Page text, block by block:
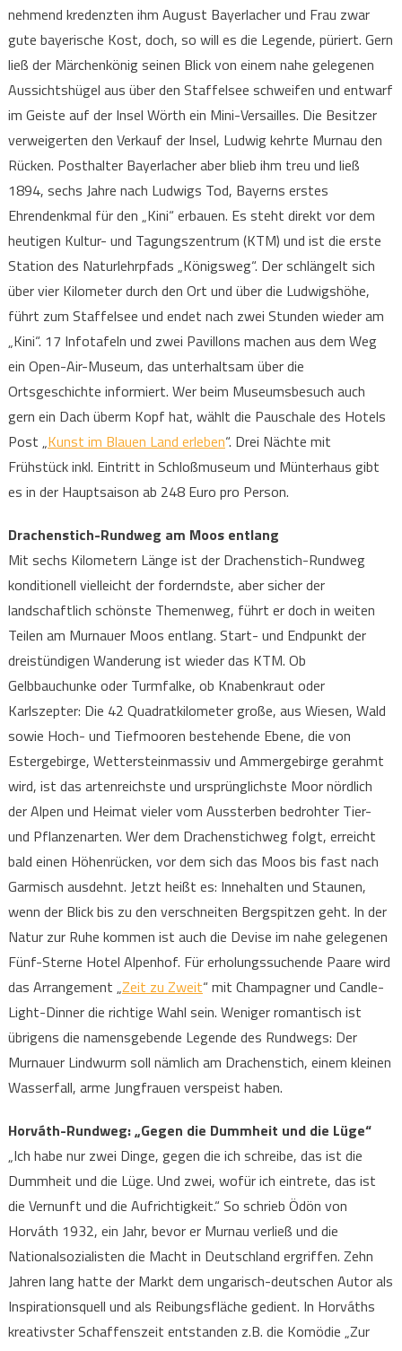
nehmend kredenzten ihm August Bayerlacher und Frau zwar
gute bayerische Kost, doch, so will es die Legende, püriert. Gern
ließ der Märchenkönig seinen Blick von einem nahe gelegenen
Aussichtshügel aus über den Staffelsee schweifen und entwarf
im Geiste auf der Insel Wörth ein Mini-Versailles. Die Besitzer
verweigerten den Verkauf der Insel, Ludwig kehrte Murnau den
Rücken. Posthalter Bayerlacher aber blieb ihm treu und ließ
1894, sechs Jahre nach Ludwigs Tod, Bayerns erstes
Ehrendenkmal für den „Kini“ erbauen. Es steht direkt vor dem
heutigen Kultur- und Tagungszentrum (KTM) und ist die erste
Station des Naturlehrpfads „Königsweg“. Der schlängelt sich
über vier Kilometer durch den Ort und über die Ludwigshöhe,
führt zum Staffelsee und endet nach zwei Stunden wieder am
„Kini“. 17 Infotafeln und zwei Pavillons machen aus dem Weg
ein Open-Air-Museum, das unterhaltsam über die
Ortsgeschichte informiert. Wer beim Museumsbesuch auch
gern ein Dach überm Kopf hat, wählt die Pauschale des Hotels
Post „Kunst im Blauen Land erleben“. Drei Nächte mit
Frühstück inkl. Eintritt in Schloßmuseum und Münterhaus gibt
es in der Hauptsaison ab 248 Euro pro Person.
Drachenstich-Rundweg am Moos entlang
Mit sechs Kilometern Länge ist der Drachenstich-Rundweg
konditionell vielleicht der forderndste, aber sicher der
landschaftlich schönste Themenweg, führt er doch in weiten
Teilen am Murnauer Moos entlang. Start- und Endpunkt der
dreistündigen Wanderung ist wieder das KTM. Ob
Gelbbauchunke oder Turmfalke, ob Knabenkraut oder
Karlszepter: Die 42 Quadratkilometer große, aus Wiesen, Wald
sowie Hoch- und Tiefmooren bestehende Ebene, die von
Estergebirge, Wettersteinmassiv und Ammergebirge gerahmt
wird, ist das artenreichste und ursprünglichste Moor nördlich
der Alpen und Heimat vieler vom Aussterben bedrohter Tier-
und Pflanzenarten. Wer dem Drachenstichweg folgt, erreicht
bald einen Höhenrücken, vor dem sich das Moos bis fast nach
Garmisch ausdehnt. Jetzt heißt es: Innehalten und Staunen,
wenn der Blick bis zu den verschneiten Bergspitzen geht. In der
Natur zur Ruhe kommen ist auch die Devise im nahe gelegenen
Fünf-Sterne Hotel Alpenhof. Für erholungssuchende Paare wird
das Arrangement „Zeit zu Zweit“ mit Champagner und Candle-
Light-Dinner die richtige Wahl sein. Weniger romantisch ist
übrigens die namensgebende Legende des Rundwegs: Der
Murnauer Lindwurm soll nämlich am Drachenstich, einem kleinen
Wasserfall, arme Jungfrauen verspeist haben.
Horváth-Rundweg: „Gegen die Dummheit und die Lüge“
„Ich habe nur zwei Dinge, gegen die ich schreibe, das ist die
Dummheit und die Lüge. Und zwei, wofür ich eintrete, das ist
die Vernunft und die Aufrichtigkeit.“ So schrieb Ödön von
Horváth 1932, ein Jahr, bevor er Murnau verließ und die
Nationalsozialisten die Macht in Deutschland ergriffen. Zehn
Jahren lang hatte der Markt dem ungarisch-deutschen Autor als
Inspirationsquell und als Reibungsfläche gedient. In Horváths
kreativster Schaffenszeit entstanden z.B. die Komödie „Zur